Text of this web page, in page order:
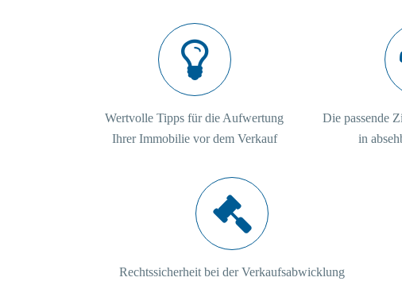
Wertvolle Tipps für die Aufwertung
Ihrer Immobilie vor dem Verkauf
Die passende
in
Rechtssicherheit bei der Verkaufsabwicklung